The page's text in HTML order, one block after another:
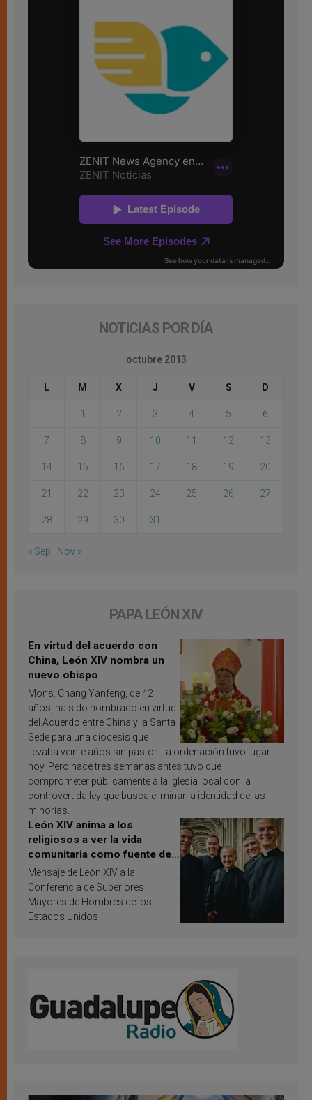
NOTICIAS POR DÍA
octubre 2013
L M X J V S D
1 2 3 4 5 6
7 8 9 10 11 12 13
14 15 16 17 18 19 20
21 22 23 24 25 26 27
28 29 30 31
« Sep Nov »
PAPA LEÓN XIV
En virtud del acuerdo con
China, León XIV nombra un
nuevo obispo
Mons. Chang Yanfeng, de 42
años, ha sido nombrado en virtud
del Acuerdo entre China y la Santa
Sede para una diócesis que
llevaba veinte años sin pastor. La ordenación tuvo lugar
hoy. Pero hace tres semanas antes tuvo que
comprometer públicamente a la Iglesia local con la
controvertida ley que busca eliminar la identidad de las
minorías.
León XIV anima a los
religiosos a ver la vida
comunitaria como fuente de
inspiración y santificación
Mensaje de León XIV a la
Conferencia de Superiores
Mayores de Hombres de los
Estados Unidos